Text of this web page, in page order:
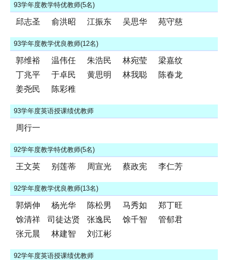
93学年度教学特优教师(5名)
邱志圣 俞洪昭 江振东 吴思华 苑守慈
93学年度教学优良教师(12名)
郭维裕 温伟任 朱浩民 林宛莹
梁嘉纹
丁兆平
于卓民 黄思明 林我聪
陈春龙
姜尧民
陈彩稚
93学年度英语授课绩优教师
周行一
92学年度教学特优教师(5名)
王文英 别莲蒂 周宣光 蔡政宪 李仁芳
92学年度教学优良教师(13名)
郭炳伸 杨光华 陈松男 马秀如
郑丁旺
馀清祥
司徒达贤 张逸民 馀千智
管郁君
张元晨
林建智 刘江彬
92学年度英语授课绩优教师